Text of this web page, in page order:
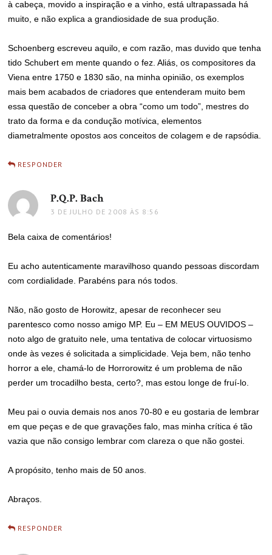
à cabeça, movido a inspiração e a vinho, está ultrapassada há
muito, e não explica a grandiosidade de sua produção.
Schoenberg escreveu aquilo, e com razão, mas duvido que tenha
tido Schubert em mente quando o fez. Aliás, os compositores da
Viena entre 1750 e 1830 são, na minha opinião, os exemplos
mais bem acabados de criadores que entenderam muito bem
essa questão de conceber a obra “como um todo”, mestres do
trato da forma e da condução motívica, elementos
diametralmente opostos aos conceitos de colagem e de rapsódia.
RESPONDER
P.Q.P. Bachdisse:
3 DE JULHO DE 2008 ÀS 8:56
Bela caixa de comentários!
Eu acho autenticamente maravilhoso quando pessoas discordam
com cordialidade. Parabéns para nós todos.
Não, não gosto de Horowitz, apesar de reconhecer seu
parentesco como nosso amigo MP. Eu – EM MEUS OUVIDOS –
noto algo de gratuito nele, uma tentativa de colocar virtuosismo
onde às vezes é solicitada a simplicidade. Veja bem, não tenho
horror a ele, chamá-lo de Horrorowitz é um problema de não
perder um trocadilho besta, certo?, mas estou longe de fruí-lo.
Meu pai o ouvia demais nos anos 70-80 e eu gostaria de lembrar
em que peças e de que gravações falo, mas minha crítica é tão
vazia que não consigo lembrar com clareza o que não gostei.
A propósito, tenho mais de 50 anos.
Abraços.
RESPONDER